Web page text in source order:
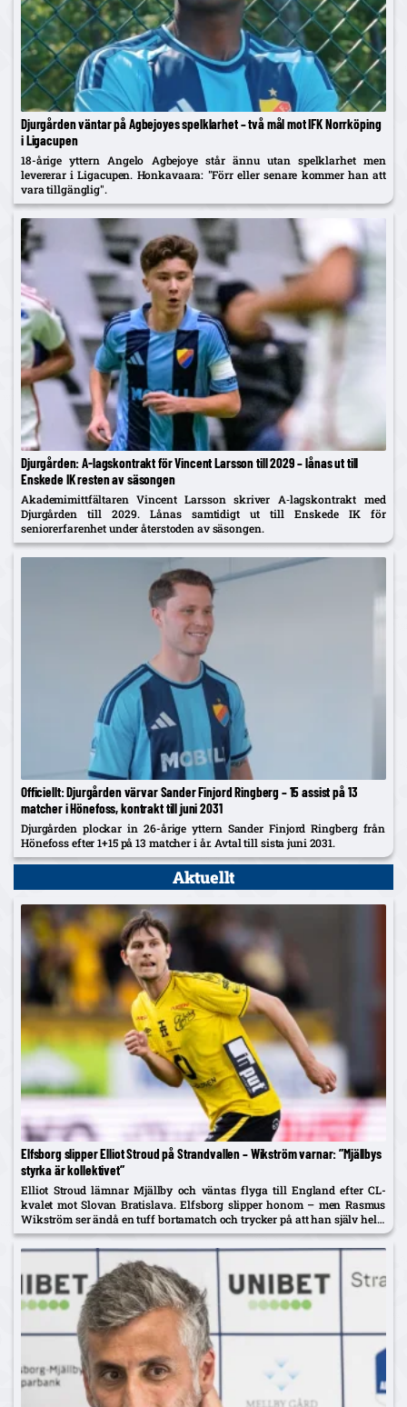
Djurgården väntar på Agbejoyes spelklarhet – två mål mot IFK Norrköping
i Ligacupen
18-årige yttern Angelo Agbejoye står ännu utan spelklarhet men
levererar i Ligacupen. Honkavaara: "Förr eller senare kommer han att
vara tillgänglig".
Djurgården: A‑lagskontrakt för Vincent Larsson till 2029 – lånas ut till
Enskede IK resten av säsongen
Akademimittfältaren Vincent Larsson skriver A‑lagskontrakt med
Djurgården till 2029. Lånas samtidigt ut till Enskede IK för
seniorerfarenhet under återstoden av säsongen.
Officiellt: Djurgården värvar Sander Finjord Ringberg – 15 assist på 13
matcher i Hönefoss, kontrakt till juni 2031
Djurgården plockar in 26-årige yttern Sander Finjord Ringberg från
Hönefoss efter 1+15 på 13 matcher i år. Avtal till sista juni 2031.
Aktuellt
Elfsborg slipper Elliot Stroud på Strandvallen – Wikström varnar: ”Mjällbys
styrka är kollektivet”
Elliot Stroud lämnar Mjällby och väntas flyga till England efter CL-
kvalet mot Slovan Bratislava. Elfsborg slipper honom – men Rasmus
Wikström ser ändå en tuff bortamatch och trycker på att han själv helst
spelar mittback.